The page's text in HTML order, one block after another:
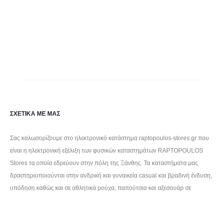
ΣΧΕΤΙΚΑ ΜΕ ΜΑΣ
Σας καλωσορίζουμε στο ηλεκτρονικό κατάστημα raptopoulos-stores.gr που
είναι η ηλεκτρονική εξέλιξη των φυσικών καταστημάτων RAPTOPOULOS
Stores τα οποία εδρεύουν στην πόλη της Ξάνθης. Τα καταστήματα μας
δραστηριοποιούνται στην ανδρική και γυναικεία casual και βραδινή ένδυση,
υπόδηση καθώς και σε αθλητικά ρούχα, παπούτσια και αξεσουάρ σε